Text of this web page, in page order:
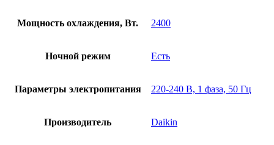
Мощность охлаждения, Вт. 2400
Ночной режим Есть
Параметры электропитания 220-240 В, 1 фаза, 50 Гц
Производитель Daikin